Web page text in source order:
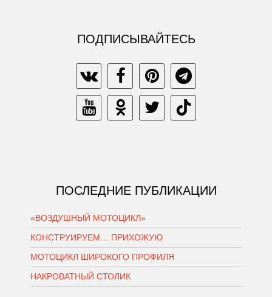
ПОДПИСЫВАЙТЕСЬ
ПОСЛЕДНИЕ ПУБЛИКАЦИИ
«ВОЗДУШНЫЙ МОТОЦИКЛ»
КОНСТРУИРУЕМ… ПРИХОЖУЮ
МОТОЦИКЛ ШИРОКОГО ПРОФИЛЯ
НАКРОВАТНЫЙ СТОЛИК